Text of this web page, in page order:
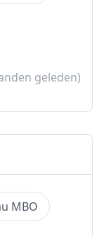
geleden)
MBO